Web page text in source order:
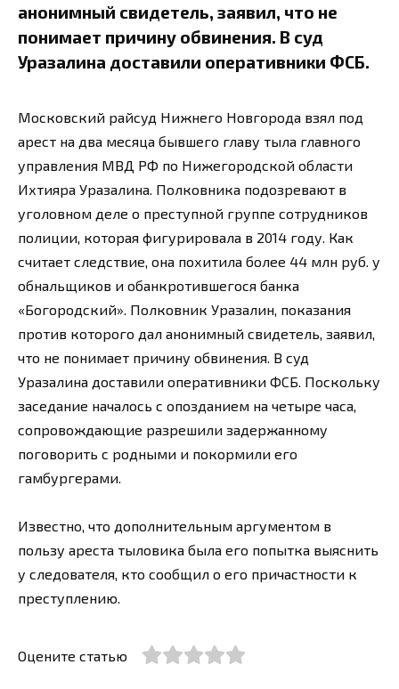
анонимный свидетель, заявил, что не
понимает причину обвинения. В суд
Уразалина доставили оперативники ФСБ.
Московский райсуд Нижнего Новгорода взял под
арест на два месяца бывшего главу тыла главного
управления МВД РФ по Нижегородской области
Ихтияра Уразалина. Полковника подозревают в
уголовном деле о преступной группе сотрудников
полиции, которая фигурировала в 2014 году. Как
считает следствие, она похитила более 44 млн руб. у
обнальщиков и обанкротившегося банка
«Богородский». Полковник Уразалин, показания
против которого дал анонимный свидетель, заявил,
что не понимает причину обвинения. В суд
Уразалина доставили оперативники ФСБ. Поскольку
заседание началось с опозданием на четыре часа,
сопровождающие разрешили задержанному
поговорить с родными и покормили его
гамбургерами.
Известно, что дополнительным аргументом в
пользу ареста тыловика была его попытка выяснить
у следователя, кто сообщил о его причастности к
преступлению.
Оцените статью